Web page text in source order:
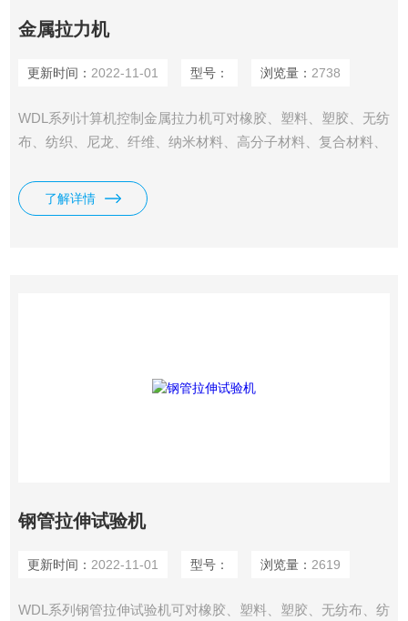
金属拉力机
更新时间： 2022-11-01 型号： 浏览量： 2738
WDL系列计算机控制金属拉力机可对橡胶、塑料、塑胶、无纺
布、纺织、尼龙、纤维、纳米材料、高分子材料、复合材料、
皮带、鞋类、胶带、聚合物、弹簧钢、轴承钢、不锈钢（及其
它高硬度钢）、铸件、钢板、钢带、有色金属、汽车零部件、
了解详情
钢管拉伸试验机
更新时间： 2022-11-01 型号： 浏览量： 2619
WDL系列钢管拉伸试验机可对橡胶、塑料、塑胶、无纺布、纺